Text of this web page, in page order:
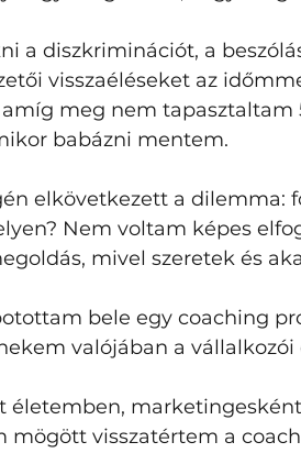
a diszkriminációt, a
visszaéléseket az
meg nem
babázni mentem.
elkövetkezett a dilemma:
Nem voltam képes
mivel szeretek és
bele egy coaching
valójában a
életemben,
mögött visszatértem a